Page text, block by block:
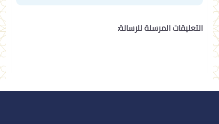
التعليقات المرسلة للرسالة: